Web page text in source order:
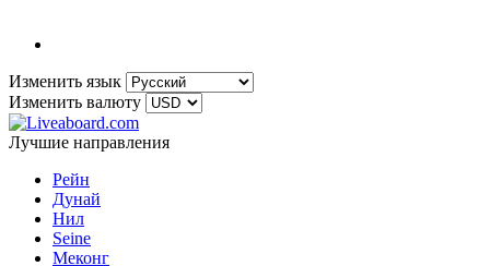
Изменить язык
Изменить валюту
Лучшие направления
Рейн
Дунай
Нил
Seine
Меконг